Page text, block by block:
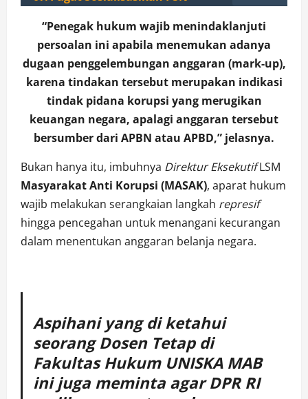
“Penegak hukum wajib menindaklanjuti
persoalan ini apabila menemukan adanya
dugaan penggelembungan anggaran (mark-up),
karena tindakan tersebut merupakan indikasi
tindak pidana korupsi yang merugikan
keuangan negara, apalagi anggaran tersebut
bersumber dari APBN atau APBD,” jelasnya.
Bukan hanya itu, imbuhnya Direktur EksekutifLSM
Masyarakat Anti Korupsi (MASAK), aparat hukum
wajib melakukan serangkaian langkah represif
hingga pencegahan untuk menangani kecurangan
dalam menentukan anggaran belanja negara.
Aspihani yang di ketahui
seorang Dosen Tetap di
Fakultas Hukum UNISKA MAB
ini juga meminta agar DPR RI